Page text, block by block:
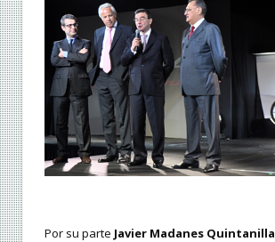
Por su parte Javier Madanes Quintanilla